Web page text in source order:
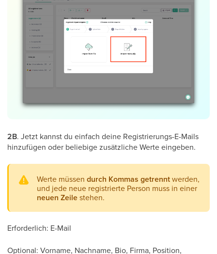
2B. Jetzt kannst du einfach deine Registrierungs-E-Mails
hinzufügen oder beliebige zusätzliche Werte eingeben.
Werte müssen durch Kommas getrenntwerden,
und jede neue registrierte Person muss in einer
neuen Zeilestehen.
Erforderlich: E-Mail
Optional: Vorname, Nachname, Bio, Firma, Position,